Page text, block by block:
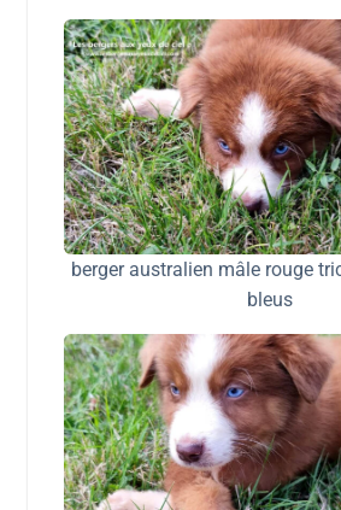
berger australien mâle rouge
bleus